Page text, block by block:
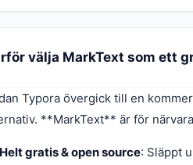
välja MarkText som ett
Typora övergick till en
**MarkText** är för
Helt gratis & open source: Släppt